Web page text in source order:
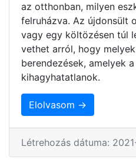
az otthonban, milyen
felruházva. Az újdonsült
vagy egy költözésen túl
vethet arról, hogy
berendezések, amelyek
kihagyhatatlanok.
Elolvasom →
Létrehozás dátuma: